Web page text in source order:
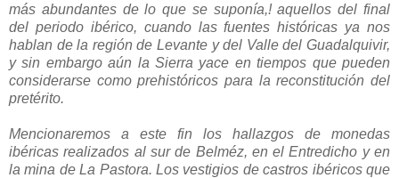
más abundantes de lo que se suponía,! aquellos del final
del periodo ibérico, cuando las fuentes históricas ya nos
hablan de la región de Levante y del Valle del Guadalquivir,
y sin embargo aún la Sierra yace en tiempos que pueden
considerarse como prehistóricos para la reconstitución del
pretérito.
Mencionaremos a este fin los hallazgos de monedas
ibéricas realizados al sur de Belméz, en el Entredicho y en
la mina de La Pastora. Los vestigios de castros ibéricos que